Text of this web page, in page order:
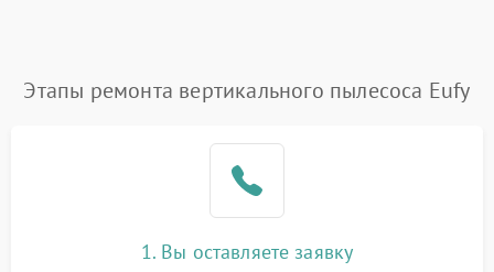
Этапы ремонта вертикального пылесоса Eufy
1. Вы оставляете заявку